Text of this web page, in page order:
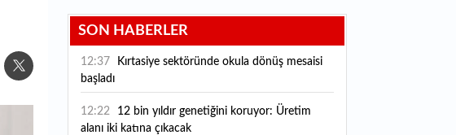
SON HABERLER
12:37
başladı
12:22
alanı iki katına çıkacak